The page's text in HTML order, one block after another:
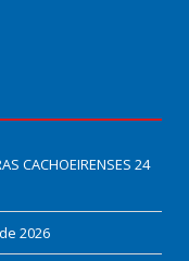
CACHOEIRENSES 24
2026